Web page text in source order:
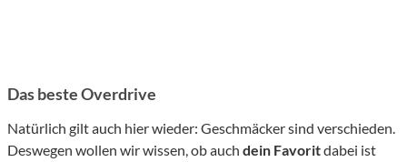
Das beste Overdrive
Natürlich gilt auch hier wieder: Geschmäcker sind verschieden.
Deswegen wollen wir wissen, ob auch dein Favoritdabei ist